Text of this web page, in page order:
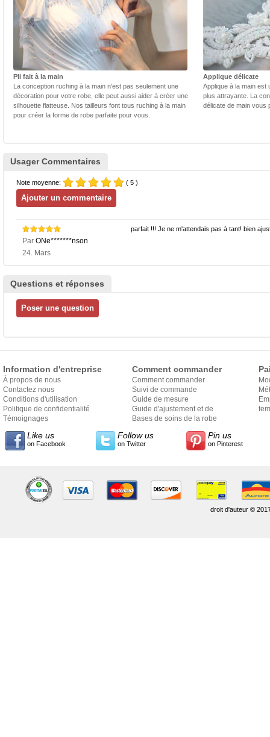
Pli fait à la main
La conception ruching à la main n'est pas seulement une
décoration pour votre robe, elle peut aussi aider à créer une
silhouette flatteuse. Nos tailleurs font tous ruching à la main
pour créer la forme de robe parfaite pour vous.
Applique délicate
Applique à la main est
plus attrayante. La
délicate de main vous
Usager Commentaires
Note moyenne: ( 5 )
Par ONe*******nson
24. Mars
parfait !!! Je ne m'attendais pas à tant! bien
Questions et réponses
Information d'entreprise
À propos de nous
Contactez nous
Conditions d'utilisation
Politique de confidentialité
Témoignages
Comment commander
Comment commander
Suivi de commande
Guide de mesure
Guide d'ajustement et de
style
Bases de soins de la robe
Like us
on Facebook
Follow us
on Twitter
Pin us
on Pinterest
droit d'auteur ©